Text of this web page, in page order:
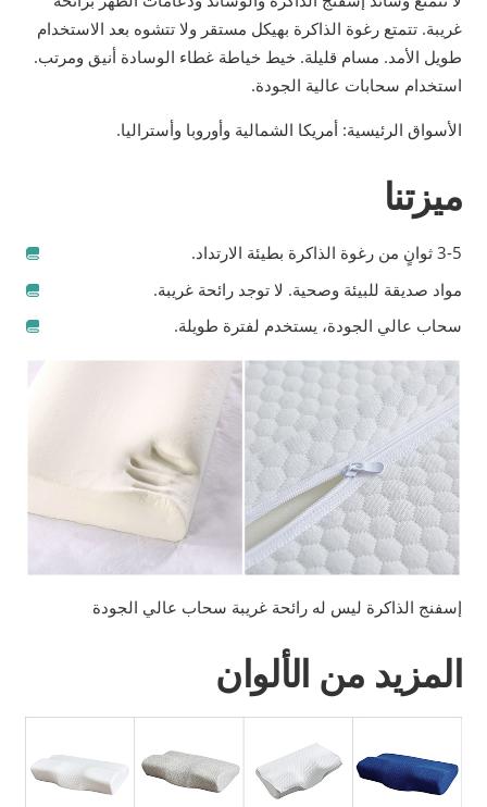
غريبة. تتمتع رغوة الذاكرة بهيكل مستقر ولا تتشوه بعد الاستخدام
طويل الأمد. مسام قليلة. خيط خياطة غطاء الوسادة أنيق ومرتب.
استخدام سحابات عالية الجودة.
الأسواق الرئيسية: أمريكا الشمالية وأوروبا وأستراليا.
ميزتنا
3-5 ثوانٍ من رغوة الذاكرة بطيئة الارتداد.
مواد صديقة للبيئة وصحية. لا توجد رائحة غريبة.
سحاب عالي الجودة، يستخدم لفترة طويلة.
إسفنج الذاكرة ليس له رائحة غريبة سحاب عالي الجودة
المزيد من الألوان